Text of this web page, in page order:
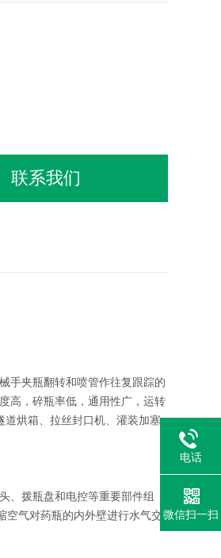
联系我们
手夹瓶翻转和喷管作往复跟踪的
高，碎瓶率低，通用性广，运转
烘箱、拉丝封口机、灌装加塞
、拨瓶盘和电控等重要部件组
空气对药瓶的内外壁进行水气交
电话
微信扫一扫